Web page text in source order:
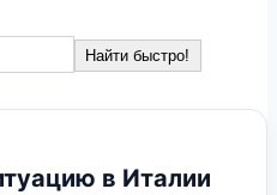
Найти быстро!
в Италии